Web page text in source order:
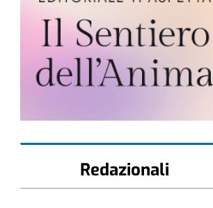
Redazionali